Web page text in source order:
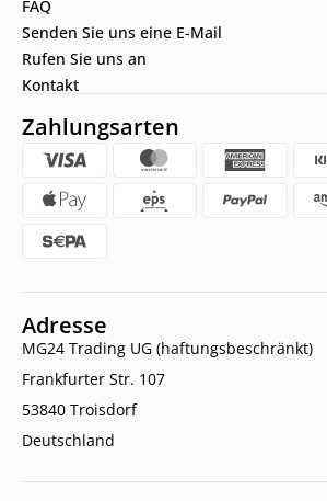
FAQ
Senden Sie uns eine E-Mail
Rufen Sie uns an
Kontakt
Zahlungsarten
Adresse
MG24 Trading UG (haftungsbeschränkt)
Frankfurter Str. 107
53840 Troisdorf
Deutschland